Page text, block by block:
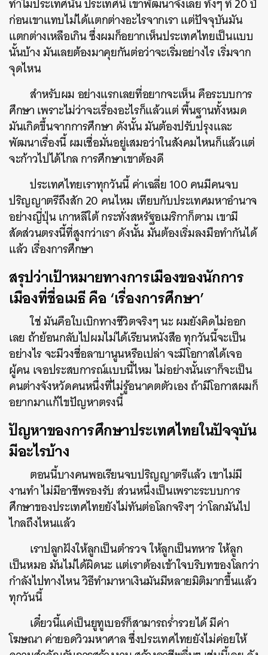
ก่อนเขาแทบไม่ได้แตกต่างอะไรจากเรา แต่ปัจจุบันมัน
แตกต่างเหลือเกิน ซึ่งผมก็อยากเห็นประเทศไทยเป็นแบบ
นั้นบ้าง มันเลยต้องมาคุยกันต่อว่าจะเริ่มอย่างไร เริ่มจาก
จุดไหน
สำหรับผม อย่างแรกเลยที่อยากจะเห็น คือระบบการ
ศึกษา เพราะไม่ว่าจะเรื่องอะไรก็แล้วแต่ พื้นฐานทั้งหมด
มันเกิดขึ้นจากการศึกษา ดังนั้น มันต้องปรับปรุงและ
พัฒนาเรื่องนี้ ผมเชื่อมั่นอยู่เสมอว่าในสังคมไหนก็แล้วแต่
จะก้าวไปได้ไกล การศึกษาเขาต้องดี
ประเทศไทยเราทุกวันนี้ ค่าเฉลี่ย 100 คนมีคนจบ
ปริญญาตรีถึงสัก 20 คนไหม เทียบกับประเทศมหาอำนาจ
อย่างญี่ปุ่น เกาหลีใต้ กระทั่งสหรัฐอเมริกาก็ตาม เขามี
สัดส่วนตรงนี้ที่สูงกว่าเรา ดังนั้น มันต้องเริ่มลงมือทำกันได้
แล้ว เรื่องการศึกษา
สรุปว่าเป้าหมายทางการเมืองของนักการ
เมืองที่ชื่อเมธี คือ ‘เรื่องการศึกษา’
ใช่ มันคือใบเบิกทางชีวิตจริงๆ นะ ผมยังคิดไม่ออก
เลย ถ้าย้อนกลับไปผมไม่ได้เรียนหนังสือ ทุกวันนี้จะเป็น
อย่างไร จะมีวงชื่อลาบานูนหรือเปล่า จะมีโอกาสได้เจอ
ผู้คน เจอประสบการณ์แบบนี้ไหม ไม่อย่างนั้นเราก็จะเป็น
คนต่างจังหวัดคนหนึ่งที่ไม่รู้อนาคตตัวเอง ถ้ามีโอกาสผมก็
อยากมาแก้ไขปัญหาตรงนี้
ปัญหาของการศึกษาประเทศไทยในปัจจุบัน
มีอะไรบ้าง
ตอนนี้บางคนพอเรียนจบปริญญาตรีแล้ว เขาไม่มี
งานทำ ไม่มีอาชีพรองรับ ส่วนหนึ่งเป็นเพราะระบบการ
ศึกษาของประเทศไทยยังไม่ทันต่อโลกจริงๆ ว่าโลกมันไป
ไกลถึงไหนแล้ว
เราปลูกฝังให้ลูกเป็นตำรวจ ให้ลูกเป็นทหาร ให้ลูก
เป็นหมอ มันไม่ได้ผิดนะ แต่เราต้องเข้าใจบริบทของโลกว่า
กำลังไปทางไหน วิธีทำมาหาเงินมันมีหลายมิติมากขึ้นแล้ว
ทุกวันนี้
เดี๋ยวนี้แค่เป็นยูทูเบอร์ก็สามารถร่ำรวยได้ มีค่า
โฆษณา ค่ายอดวิวมหาศาล ซึ่งประเทศไทยยังไม่ค่อยให้